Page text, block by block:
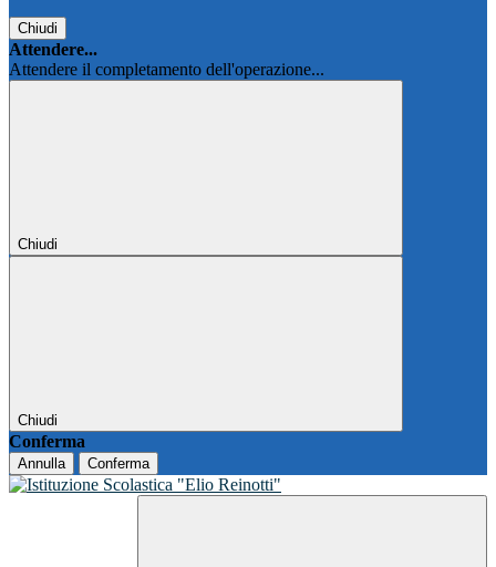
Chiudi
Attendere...
Attendere il completamento dell'operazione...
Chiudi
Chiudi
Conferma
Annulla Conferma